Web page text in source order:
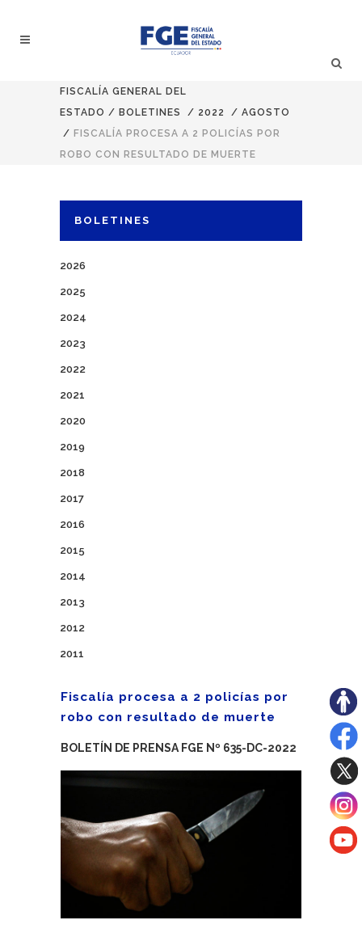
FISCALÍA GENERAL DEL
ESTADO / BOLETINES / 2022 / AGOSTO
/ FISCALÍA PROCESA A 2 POLICÍAS POR
ROBO CON RESULTADO DE MUERTE
BOLETINES
2026
2025
2024
2023
2022
2021
2020
2019
2018
2017
2016
2015
2014
2013
2012
2011
Fiscalía procesa a 2 policías por
robo con resultado de muerte
BOLETÍN DE PRENSA FGE Nº 635-DC-2022